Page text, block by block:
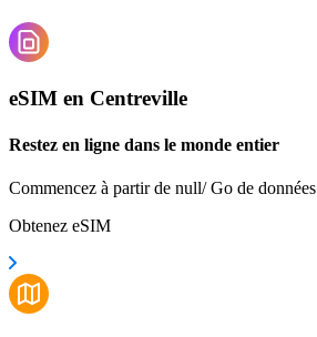
eSIM en Centreville
Restez en ligne dans le monde entier
Commencez à partir de null/ Go de données
Obtenez eSIM